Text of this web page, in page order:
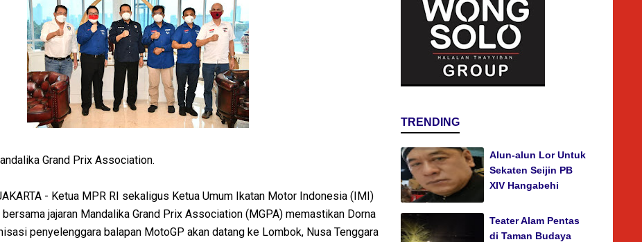
Grand Prix Association.
- Ketua MPR RI sekaligus Ketua Umum Ikatan Motor Indonesia (IMI)
jajaran Mandalika Grand Prix Association (MGPA) memastikan Dorna
penyelenggara balapan MotoGP akan datang ke Lombok, Nusa Tenggara
TRENDING
Alun-alun Lor Untuk
Sekaten Seijin PB
XIV Hangabehi
Teater Alam Pentas
di Taman Budaya